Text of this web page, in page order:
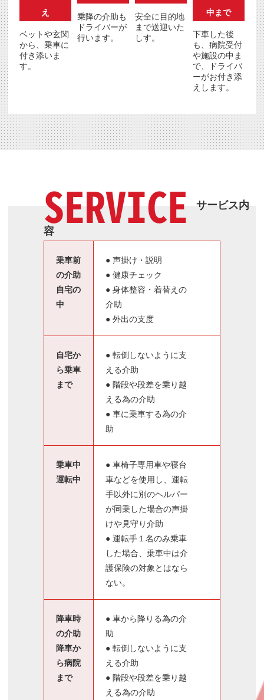
え
ベットや玄関
から、乗車に
付き添いま
す。
乗降の介助も
ドライバーが
行います。
安全に目的地
まで送迎いた
しす。
中まで
下車した後
も、病院受付
や施設の中ま
で、ドライバ
ーがお付き添
えします。
SERVICE サービス内
容
乗車前
の介助
自宅の
中
● 声掛け・説明
● 健康チェック
● 身体整容・着替えの
介助
● 外出の支度
自宅か
ら乗車
まで
● 転倒しないように支
える介助
● 階段や段差を乗り越
える為の介助
● 車に乗車する為の介
助
乗車中
運転中
● 車椅子専用車や寝台
車などを使用し、運転
手以外に別のヘルパー
が同乗した場合の声掛
けや見守り介助
● 運転手１名のみ乗車
した場合、乗車中は介
護保険の対象とはなら
ない。
降車時
の介助
降車か
ら病院
まで
● 車から降りる為の介
助
● 転倒しないように支
える介助
● 階段や段差を乗り越
える為の介助